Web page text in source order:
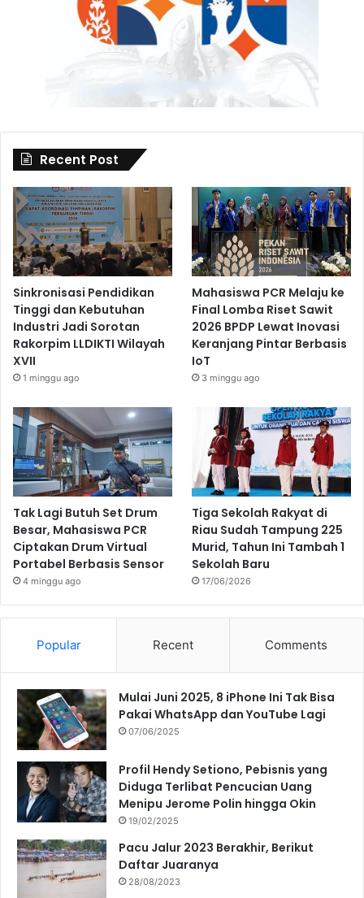
Recent Post
Sinkronisasi Pendidikan
Tinggi dan Kebutuhan
Industri Jadi Sorotan
Rakorpim LLDIKTI Wilayah
XVII
1 minggu ago
Mahasiswa PCR Melaju ke
Final Lomba Riset Sawit
2026 BPDP Lewat Inovasi
Keranjang Pintar Berbasis
IoT
3 minggu ago
Tak Lagi Butuh Set Drum
Besar, Mahasiswa PCR
Ciptakan Drum Virtual
Portabel Berbasis Sensor
4 minggu ago
Tiga Sekolah Rakyat di
Riau Sudah Tampung 225
Murid, Tahun Ini Tambah 1
Sekolah Baru
17/06/2026
Popular Recent Comments
Mulai Juni 2025, 8 iPhone Ini Tak Bisa
Pakai WhatsApp dan YouTube Lagi
07/06/2025
Profil Hendy Setiono, Pebisnis yang
Diduga Terlibat Pencucian Uang
Menipu Jerome Polin hingga Okin
19/02/2025
Pacu Jalur 2023 Berakhir, Berikut
Daftar Juaranya
28/08/2023